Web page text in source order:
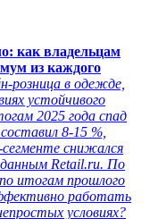
как владельцам
из каждого
розница в одежде,
устойчивого
2025 года спад
8-15 %,
сегменте снижался
данным Retail.ru. По
итогам прошлого
работать
условиях?